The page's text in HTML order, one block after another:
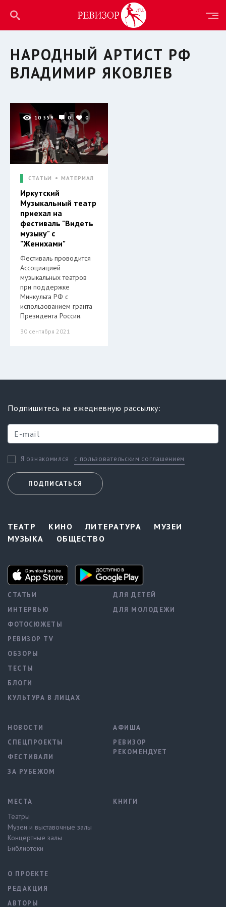
НАРОДНЫЙ АРТИСТ РФ
ВЛАДИМИР ЯКОВЛЕВ
10 559 0 0
СТАТЬИ МАТЕРИАЛ
Иркутский
Музыкальный театр
приехал на
фестиваль "Видеть
музыку" с
"Женихами"
Фестиваль проводится
Ассоциацией
музыкальных театров
при поддержке
Минкульта РФ с
использованием гранта
Президента России.
30 сентября 2021
Подпишитесь на ежедневную рассылку:
Я ознакомился с пользовательским соглашением
ПОДПИСАТЬСЯ
ТЕАТР КИНО ЛИТЕРАТУРА
МУЗЕИ
МУЗЫКА
ОБЩЕСТВО
СТАТЬИ
ИНТЕРВЬЮ
ФОТОСЮЖЕТЫ
РЕВИЗОР TV
ОБЗОРЫ
ТЕСТЫ
БЛОГИ
КУЛЬТУРА В ЛИЦАХ
ДЛЯ ДЕТЕЙ
ДЛЯ МОЛОДЕЖИ
НОВОСТИ
СПЕЦПРОЕКТЫ
ФЕСТИВАЛИ
ЗА РУБЕЖОМ
АФИША
РЕВИЗОР
РЕКОМЕНДУЕТ
МЕСТА
Театры
Музеи и выставочные залы
Концертные залы
Библиотеки
КНИГИ
О ПРОЕКТЕ
РЕДАКЦИЯ
АВТОРЫ